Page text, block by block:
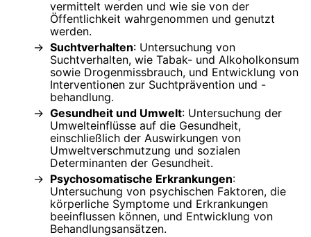
vermittelt werden und wie sie von der
Öffentlichkeit wahrgenommen und genutzt
werden.
Suchtverhalten: Untersuchung von
Suchtverhalten, wie Tabak- und Alkoholkonsum
sowie Drogenmissbrauch, und Entwicklung von
Interventionen zur Suchtprävention und -
behandlung.
Gesundheit und Umwelt: Untersuchung der
Umwelteinflüsse auf die Gesundheit,
einschließlich der Auswirkungen von
Umweltverschmutzung und sozialen
Determinanten der Gesundheit.
Psychosomatische Erkrankungen:
Untersuchung von psychischen Faktoren, die
körperliche Symptome und Erkrankungen
beeinflussen können, und Entwicklung von
Behandlungsansätzen.